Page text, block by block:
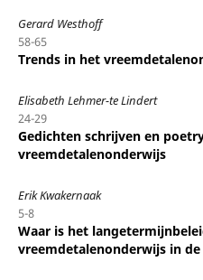
Gerard Westhoff
58-65
Trends in het
Elisabeth Lehmer-te Lindert
24-29
Gedichten schrijven en
vreemdetalenonderwijs
Erik Kwakernaak
5-8
Waar is het
vreemdetalenonderwijs in